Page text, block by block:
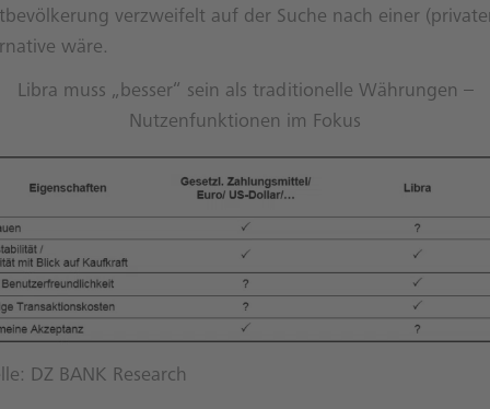
verzweifelt auf der Suche nach einer
wäre.
Libra muss „besser“ sein als traditionelle Währungen –
Nutzenfunktionen im Fokus
DZ BANK Research